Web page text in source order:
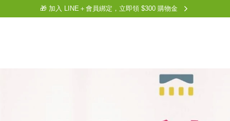
🎁 加入 LINE＋會員綁定，立即領 $300 購物金